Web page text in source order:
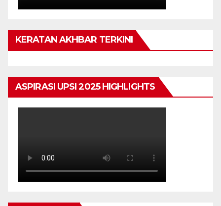
KERATAN AKHBAR TERKINI
ASPIRASI UPSI 2025 HIGHLIGHTS